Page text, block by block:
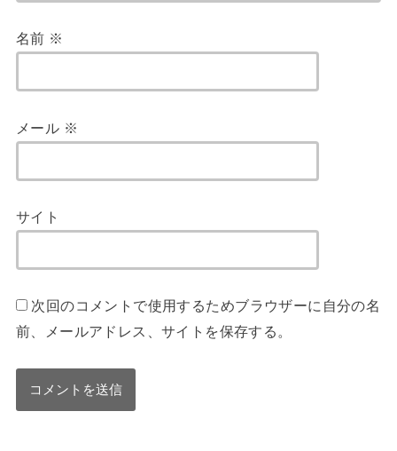
名前 ※
メール ※
サイト
次回のコメントで使用するためブラウザーに自分の名
前、メールアドレス、サイトを保存する。